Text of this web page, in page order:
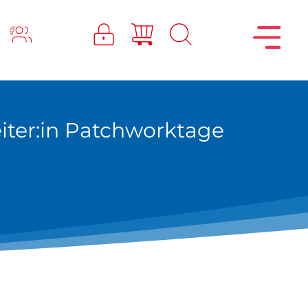
Patchworktage